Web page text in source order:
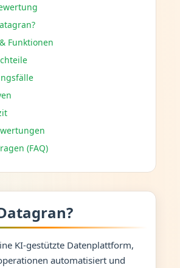
Funktionen
(FAQ)
KI-gestützte Datenplattform,
automatisiert und